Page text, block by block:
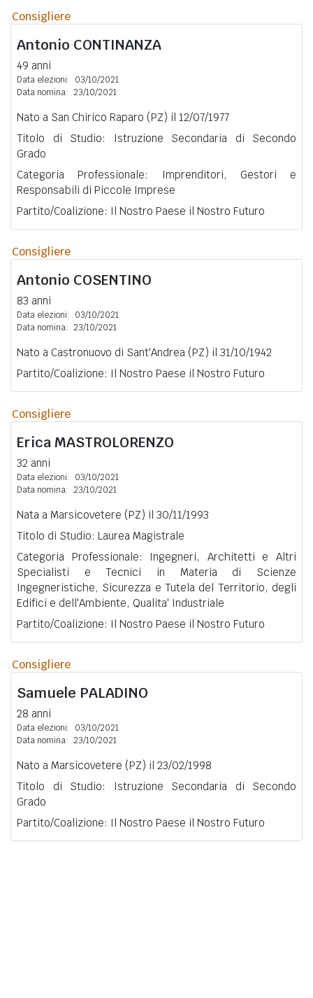
Consigliere
Antonio CONTINANZA
49 anni
Data elezioni:
03/10/2021
Data nomina: 23/10/2021
Nato a San Chirico Raparo (PZ) il 12/07/1977
Titolo di Studio: Istruzione Secondaria di Secondo
Grado
Categoria Professionale: Imprenditori, Gestori e
Responsabili di Piccole Imprese
Partito/Coalizione: Il Nostro Paese il Nostro Futuro
Consigliere
Antonio COSENTINO
83 anni
Data elezioni:
03/10/2021
Data nomina: 23/10/2021
Nato a Castronuovo di Sant'Andrea (PZ) il 31/10/1942
Partito/Coalizione: Il Nostro Paese il Nostro Futuro
Consigliere
Erica MASTROLORENZO
32 anni
Data elezioni:
03/10/2021
Data nomina: 23/10/2021
Nata a Marsicovetere (PZ) il 30/11/1993
Titolo di Studio: Laurea Magistrale
Categoria Professionale: Ingegneri, Architetti e Altri
Specialisti e Tecnici in Materia di Scienze
Ingegneristiche, Sicurezza e Tutela del Territorio, degli
Edifici e dell'Ambiente, Qualita' Industriale
Partito/Coalizione: Il Nostro Paese il Nostro Futuro
Consigliere
Samuele PALADINO
28 anni
Data elezioni:
03/10/2021
Data nomina: 23/10/2021
Nato a Marsicovetere (PZ) il 23/02/1998
Titolo di Studio: Istruzione Secondaria di Secondo
Grado
Partito/Coalizione: Il Nostro Paese il Nostro Futuro